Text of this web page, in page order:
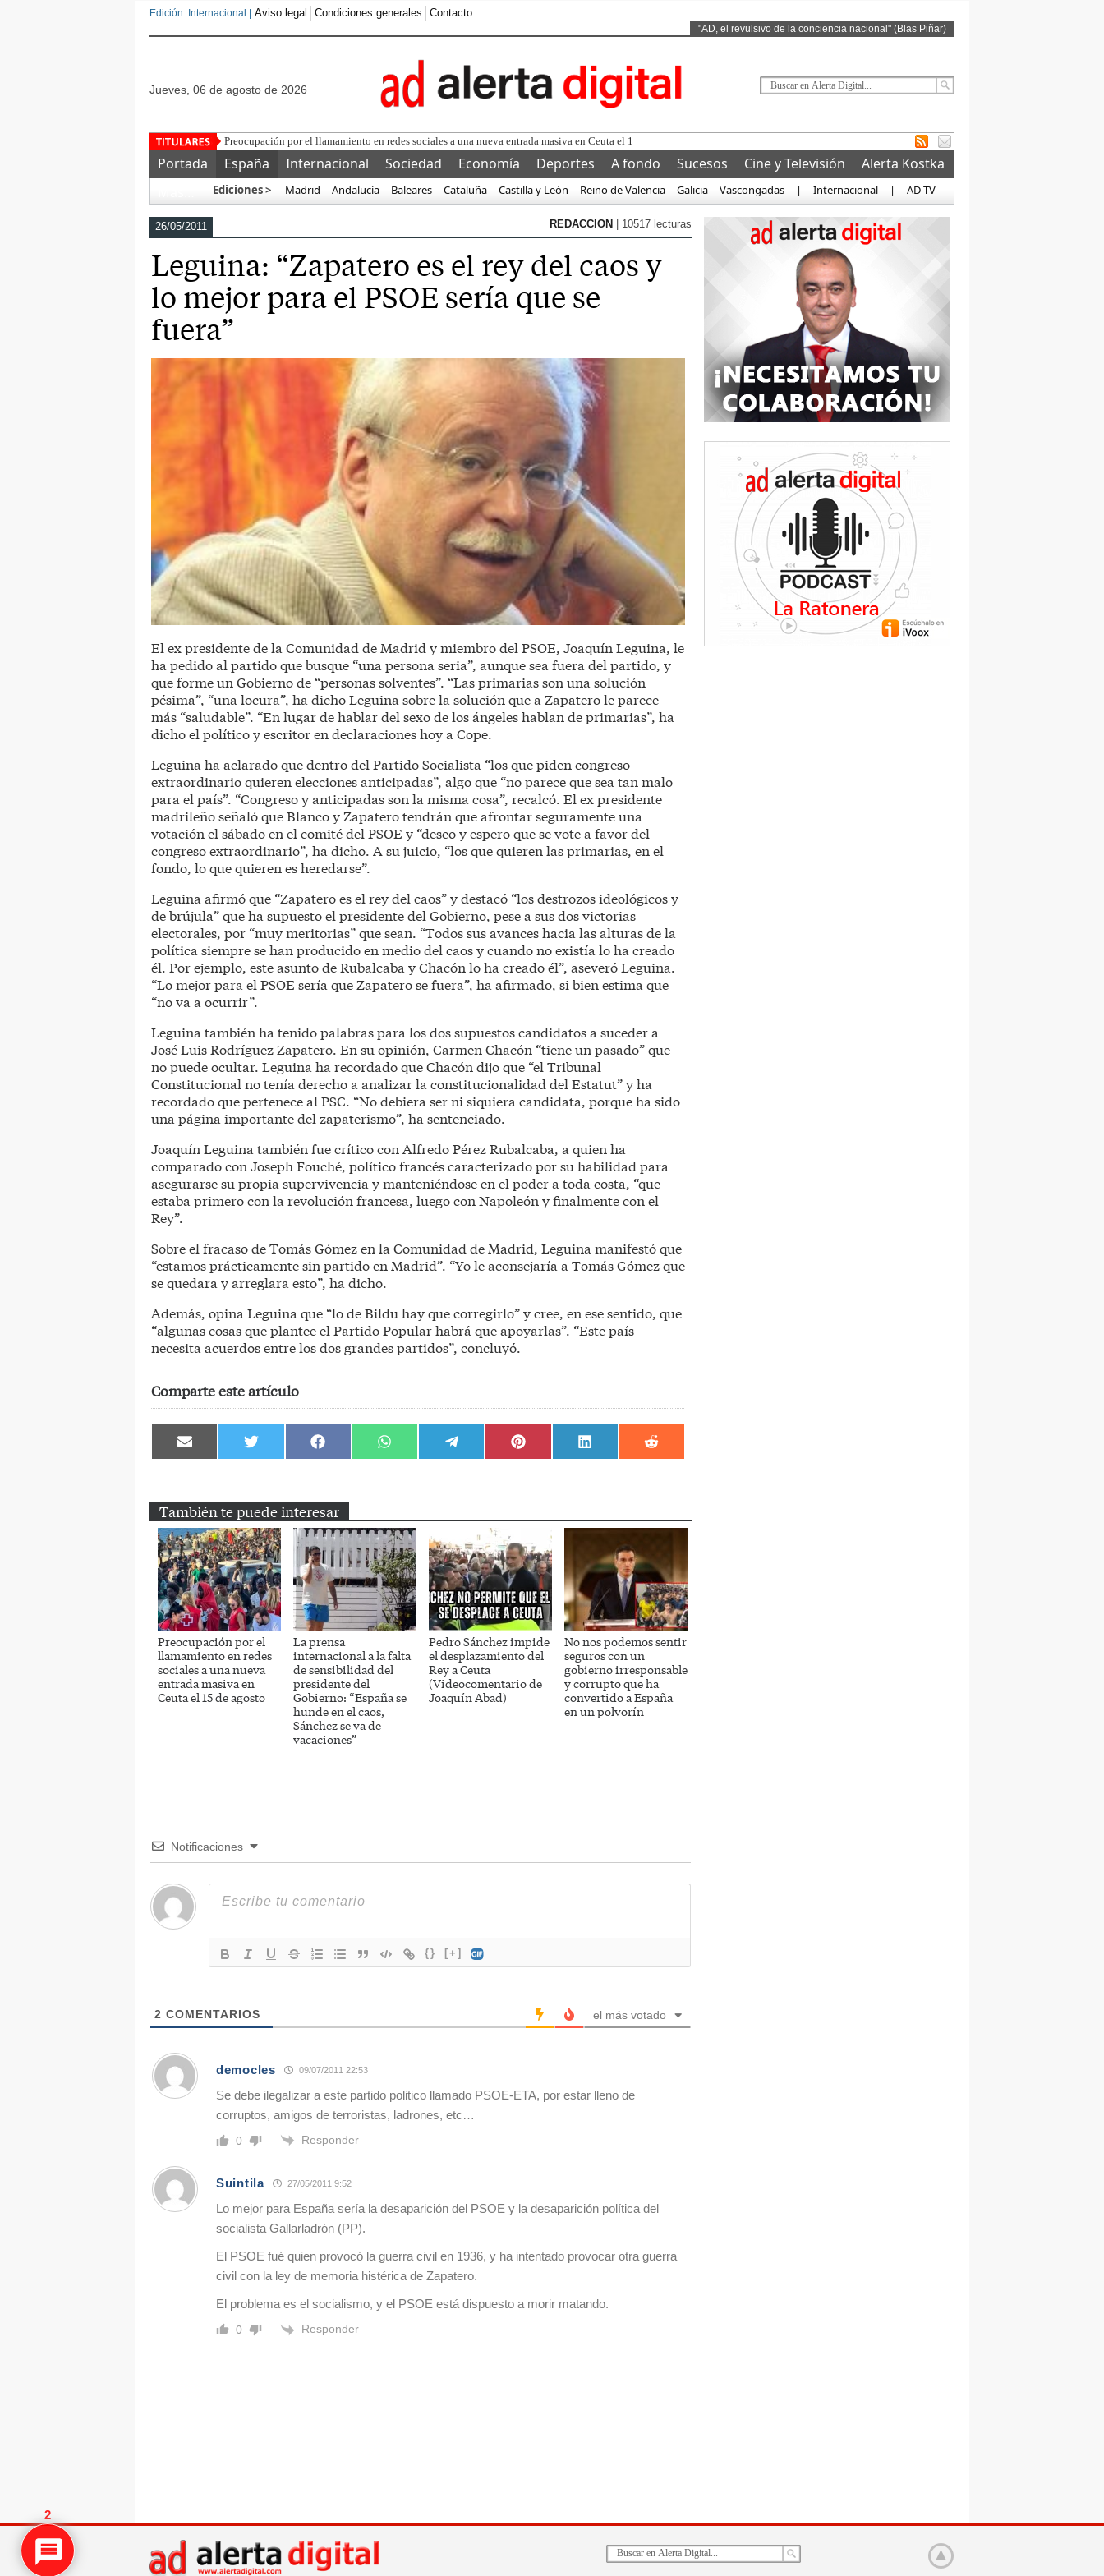
Edición: Internacional | Aviso legal Condiciones generales Contacto
"AD, el revulsivo de la conciencia nacional" (Blas Piñar)
jueves, 06 de agosto de 2026
Preocupación por el llamamiento en redes sociales a una nueva entrada masiva en Ceuta el 15 de agosto
Portada España Internacional Sociedad Economía Deportes A fondo Sucesos Cine y Televisión
Alerta Kostka
Ediciones > Madrid Andalucía Baleares Cataluña Castilla y León Reino de Valencia Galicia Vascongadas | Internacional | AD TV
26/05/2011 REDACCION | 10517 lecturas
Leguina: “Zapatero es el rey del caos y
lo mejor para el PSOE sería que se
fuera”
El ex presidente de la Comunidad de Madrid y miembro del PSOE, Joaquín Leguina, le
ha pedido al partido que busque “una persona seria”, aunque sea fuera del partido, y
que forme un Gobierno de “personas solventes”. “Las primarias son una solución
pésima”, “una locura”, ha dicho Leguina sobre la solución que a Zapatero le parece
más “saludable”. “En lugar de hablar del sexo de los ángeles hablan de primarias”, ha
dicho el político y escritor en declaraciones hoy a Cope.
Leguina ha aclarado que dentro del Partido Socialista “los que piden congreso
extraordinario quieren elecciones anticipadas”, algo que “no parece que sea tan malo
para el país”. “Congreso y anticipadas son la misma cosa”, recalcó. El ex presidente
madrileño señaló que Blanco y Zapatero tendrán que afrontar seguramente una
votación el sábado en el comité del PSOE y “deseo y espero que se vote a favor del
congreso extraordinario”, ha dicho. A su juicio, “los que quieren las primarias, en el
fondo, lo que quieren es heredarse”.
Leguina afirmó que “Zapatero es el rey del caos” y destacó “los destrozos ideológicos y
de brújula” que ha supuesto el presidente del Gobierno, pese a sus dos victorias
electorales, por “muy meritorias” que sean. “Todos sus avances hacia las alturas de la
política siempre se han producido en medio del caos y cuando no existía lo ha creado
él. Por ejemplo, este asunto de Rubalcaba y Chacón lo ha creado él”, aseveró Leguina.
“Lo mejor para el PSOE sería que Zapatero se fuera”, ha afirmado, si bien estima que
“no va a ocurrir”.
Leguina también ha tenido palabras para los dos supuestos candidatos a suceder a
José Luis Rodríguez Zapatero. En su opinión, Carmen Chacón “tiene un pasado” que
no puede ocultar. Leguina ha recordado que Chacón dijo que “el Tribunal
Constitucional no tenía derecho a analizar la constitucionalidad del Estatut” y ha
recordado que pertenece al PSC. “No debiera ser ni siquiera candidata, porque ha sido
una página importante del zapaterismo”, ha sentenciado.
Joaquín Leguina también fue crítico con Alfredo Pérez Rubalcaba, a quien ha
comparado con Joseph Fouché, político francés caracterizado por su habilidad para
asegurarse su propia supervivencia y manteniéndose en el poder a toda costa, “que
estaba primero con la revolución francesa, luego con Napoleón y finalmente con el
Rey”.
Sobre el fracaso de Tomás Gómez en la Comunidad de Madrid, Leguina manifestó que
“estamos prácticamente sin partido en Madrid”. “Yo le aconsejaría a Tomás Gómez que
se quedara y arreglara esto”, ha dicho.
Además, opina Leguina que “lo de Bildu hay que corregirlo” y cree, en ese sentido, que
“algunas cosas que plantee el Partido Popular habrá que apoyarlas”. “Este país
necesita acuerdos entre los dos grandes partidos”, concluyó.
Comparte este artículo
Compartir
en
Compartir
en
Compartir
en
Compartir
en
Compartir
en
Compartir
en
Compartir
en
Compartir
en
También te puede interesar
Preocupación por el
llamamiento en redes
sociales a una nueva
entrada masiva en
Ceuta el 15 de agosto
La prensa
internacional a la falta
de sensibilidad del
presidente del
Gobierno: “España se
hunde en el caos,
Sánchez se va de
vacaciones”
Pedro Sánchez impide
el desplazamiento del
Rey a Ceuta
(Videocomentario de
Joaquín Abad)
No nos podemos sentir
seguros con un
gobierno irresponsable
y corrupto que ha
convertido a España
en un polvorín
Notificaciones
{} [+]
2 COMENTARIOS el más votado
democles 09/07/2011 22:53
Se debe ilegalizar a este partido politico llamado PSOE-ETA, por estar lleno de
corruptos, amigos de terroristas, ladrones, etc…
0 Responder
Suintila 27/05/2011 9:52
Lo mejor para España sería la desaparición del PSOE y la desaparición política del
socialista Gallarladrón (PP).
El PSOE fué quien provocó la guerra civil en 1936, y ha intentado provocar otra guerra
civil con la ley de memoria histérica de Zapatero.
El problema es el socialismo, y el PSOE está dispuesto a morir matando.
0 Responder
2